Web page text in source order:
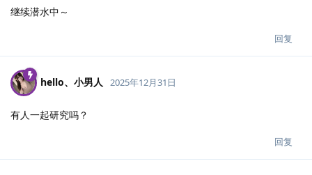
继续潜水中～
回复
hello、小男人 2025年12月31日
有人一起研究吗？
回复